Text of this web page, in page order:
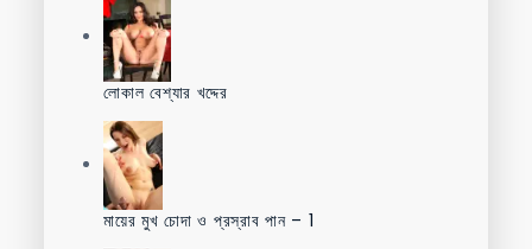
লোকাল বেশ্যার খদ্দের
মায়ের মুখ চোদা ও প্রস্রাব পান – 1